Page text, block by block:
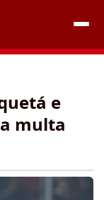
e
multa